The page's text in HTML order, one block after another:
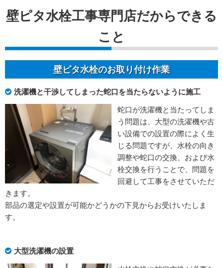
壁ピタ水栓工事専門店だからできる
こと
壁ピタ水栓のお取り付け作業
洗濯機と干渉してしまった蛇口を当たらないように施工
蛇口が洗濯機と当たってしま
う問題は、大型の洗濯機や古
い設備での設置の際によく生
じる問題ですが、水栓の向き
調整や蛇口の交換、および水
栓交換を行うことで、問題を
回避して工事をさせていただ
きます。
部品の選定や設置が可能かどうかの下見からお受けいたしま
す。
大型洗濯機の設置